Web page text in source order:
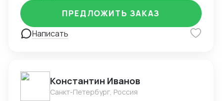
Написать
ПРЕДЛОЖИТЬ ЗАКАЗ
Константин Иванов
Санкт-Петербург, Россия